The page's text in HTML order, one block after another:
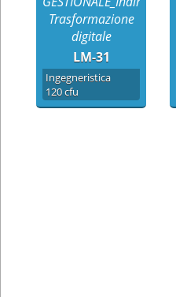
Trasformazione
digitale
LM-31
Ingegneristica
120 cfu